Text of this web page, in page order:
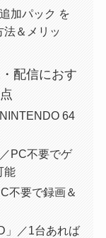
加パック を
法＆メリッ
配信におす
64
PC不要でゲ
能
不要で録画＆
」／1台あれば